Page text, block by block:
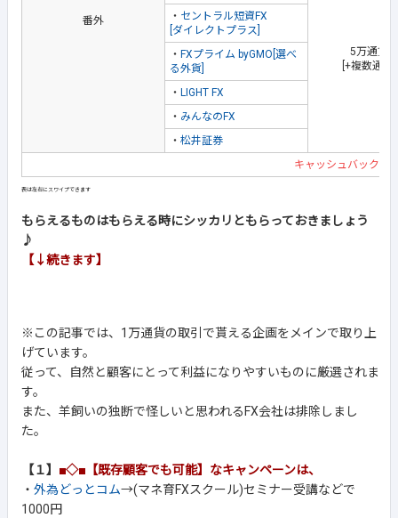
番外
5万通貨
[+複数通貨
・ セントラル短資FX
[ダイレクトプラス]
・ FXプライム byGMO[選べ
る外貨]
・ LIGHT FX
・ みんなのFX
・ 松井証券
キャッシュバック企
もらえるものはもらえる時にシッカリともらっておきましょう
♪
【↓続きます】
※この記事では、1万通貨の取引で貰える企画をメインで取り上
げています。
従って、自然と顧客にとって利益になりやすいものに厳選されま
す。
また、羊飼いの独断で怪しいと思われるFX会社は排除しまし
た。
【１】 ■◇■【既存顧客でも可能】なキャンペーンは、
・ 外為どっとコム→(マネ育FXスクール)セミナー受講などで
1000円